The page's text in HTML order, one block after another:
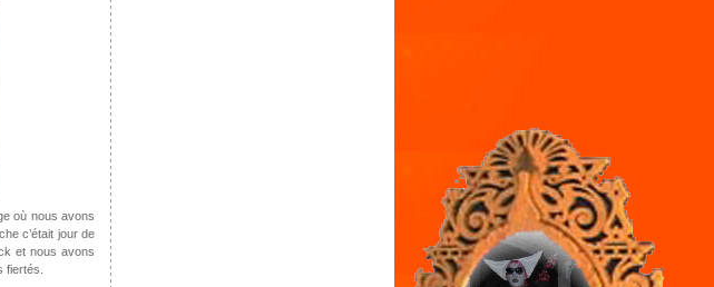
où nous avons
c’était jour de
et nous avons